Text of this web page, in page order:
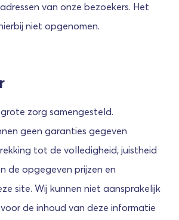
van onze bezoekers. Het
niet opgenomen.
zorg samengesteld.
geen garanties gegeven
tot de volledigheid, juistheid
de opgegeven prijzen en
site. Wij kunnen niet aansprakelijk
de inhoud van deze informatie